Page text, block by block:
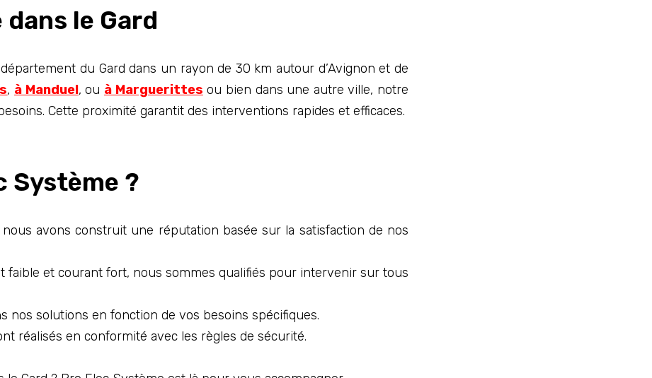
le Gard
du Gard dans un rayon de 30 km autour d’Avignon et de
, à Manduel, ou à Marguerittes ou bien dans une autre ville, notre
Cette proximité garantit des interventions rapides et efficaces.
Système ?
avons construit une réputation basée sur la satisfaction de nos
faible et courant fort, nous sommes qualifiés pour intervenir sur tous
nos solutions en fonction de vos besoins spécifiques.
réalisés en conformité avec les règles de sécurité.